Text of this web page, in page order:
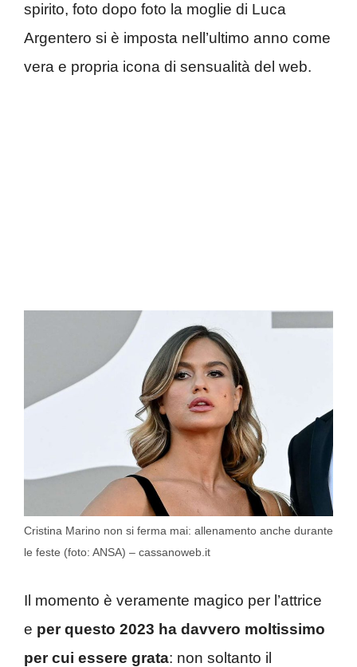
spirito, foto dopo foto la moglie di Luca
Argentero si è imposta nell’ultimo anno come
vera e propria icona di sensualità del web.
Cristina Marino non si ferma mai: allenamento anche durante
le feste (foto: ANSA) – cassanoweb.it
Il momento è veramente magico per l’attrice
e per questo 2023 ha davvero moltissimo
per cui essere grata: non soltanto il